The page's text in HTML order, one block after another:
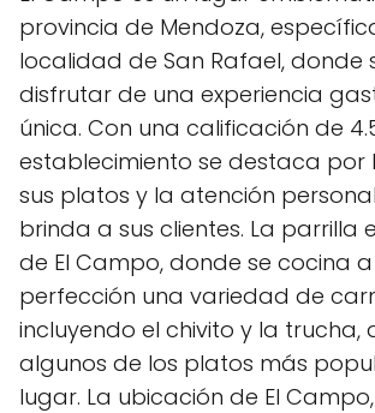
provincia de Mendoza,
localidad de San Rafael, donde
disfrutar de una experiencia
única. Con una calificación de
establecimiento se destaca
sus platos y la atención
brinda a sus clientes. La parrilla
de El Campo, donde se cocina
perfección una variedad de
incluyendo el chivito y la trucha,
algunos de los platos más
lugar. La ubicación de El